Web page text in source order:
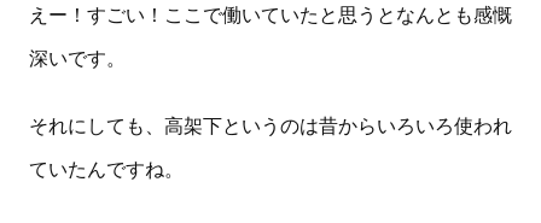
えー！すごい！ここで働いていたと思うとなんとも感慨
深いです。
それにしても、高架下というのは昔からいろいろ使われ
ていたんですね。